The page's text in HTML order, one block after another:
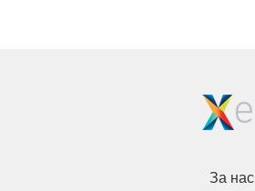
За нас